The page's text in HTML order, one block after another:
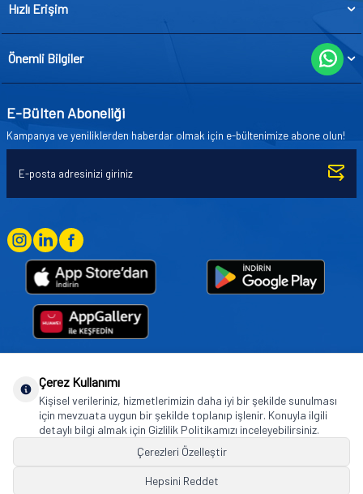
Hızlı Erişim
Önemli Bilgiler
E-Bülten Aboneliği
Kampanya ve yeniliklerden haberdar olmak için e-bültenimize abone olun!
Goodyear (and Winged Foot Design) are trademarks of or licensed to The Goodyear
Tire & Rubber Company used under license by Basbug Group Company,
Istanbul/Türkiye. © 2026 The Goodyear Tire & Rubber Company.
Çerez Kullanımı
Kişisel verileriniz, hizmetlerimizin daha iyi bir şekilde sunulması
için mevzuata uygun bir şekilde toplanıp işlenir. Konuyla ilgili
detaylı bilgi almak için Gizlilik Politikamızı inceleyebilirsiniz.
Çerezleri Özelleştir
Hepsini Reddet